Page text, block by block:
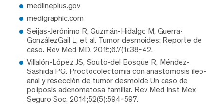
medlineplus.gov
medigraphic.com
Seijas-Jerónimo R, Guzmán-Hidalgo M, Guerra-
GonzálezGail L, et al. Tumor desmoides: Reporte de
caso. Rev Med MD. 2015;6.7(1):38-42.
Villalón-López JS, Souto-del Bosque R, Méndez-
Sashida PG. Proctocolectomía con anastomosis íleo-
anal y resección de tumor desmoide Un caso de
poliposis adenomatosa familiar. Rev Med Inst Mex
Seguro Soc. 2014;52(5):594-597.